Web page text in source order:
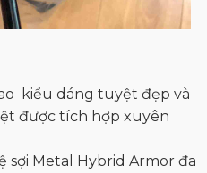
kiểu dáng tuyệt đẹp và
được tích hợp xuyên
sợi Metal Hybrid Armor đa